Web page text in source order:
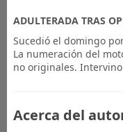
ADULTERADA TRAS
Sucedió el domingo
La numeración del
no originales. Intervino
Acerca del